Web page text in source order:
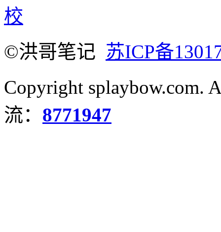
校
©洪哥笔记 苏ICP备
Copyright splaybow.com.
流： 8771947